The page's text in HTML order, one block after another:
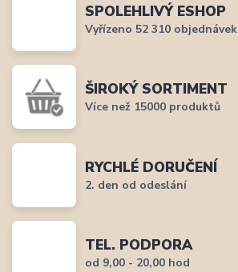
SPOLEHLIVÝ ESHOP
Vyřízeno 52 310 objednávek
ŠIROKÝ SORTIMENT
Více než 15000 produktů
RYCHLÉ DORUČENÍ
2. den od odeslání
TEL. PODPORA
od 9,00 - 20,00 hod